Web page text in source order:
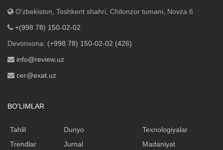
O'zbekiston, Toshkent shahri, Chilonzor tumani, Novza 6
+(998 78) 150-02-02
Devonxona: (+998 78) 150-02-02 (426)
info@review.uz
cer@exat.uz
BO'LIMLAR
Tahlil
Trendlar
Dunyo
Jurnal
Texnologiyalar
Madaniyat